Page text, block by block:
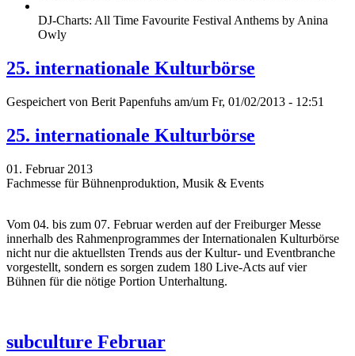
DJ-Charts: All Time Favourite Festival Anthems by Anina
Owly
25. internationale Kulturbörse
Gespeichert von Berit Papenfuhs am/um Fr, 01/02/2013 - 12:51
25. internationale Kulturbörse
01. Februar 2013
Fachmesse für Bühnenproduktion, Musik & Events
Vom 04. bis zum 07. Februar werden auf der Freiburger Messe
innerhalb des Rahmenprogrammes der Internationalen Kulturbörse
nicht nur die aktuellsten Trends aus der Kultur- und Eventbranche
vorgestellt, sondern es sorgen zudem 180 Live-Acts auf vier
Bühnen für die nötige Portion Unterhaltung.
subculture Februar